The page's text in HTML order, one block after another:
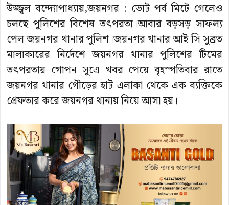
উজ্জ্বল বন্দ্যোপাধ্যায়,জয়নগর : ভোট পর্ব মিটে গেলেও
চলছে পুলিশের বিশেষ তৎপরতা।আবার বড়সড় সাফল্য
পেল জয়নগর থানার পুলিশ।জয়নগর থানার আই সি সুব্রত
মালাকারের নির্দেশে জয়নগর থানার পুলিশের টিমের
তৎপরতায় গোপন সূএে খবর পেয়ে বৃহস্পতিবার রাতে
জয়নগর থানার গৌড়ের হাট এলাকা থেকে এক ব্যক্তিকে
গ্রেফতার করে জয়নগর থানায় নিয়ে আসা হয়।